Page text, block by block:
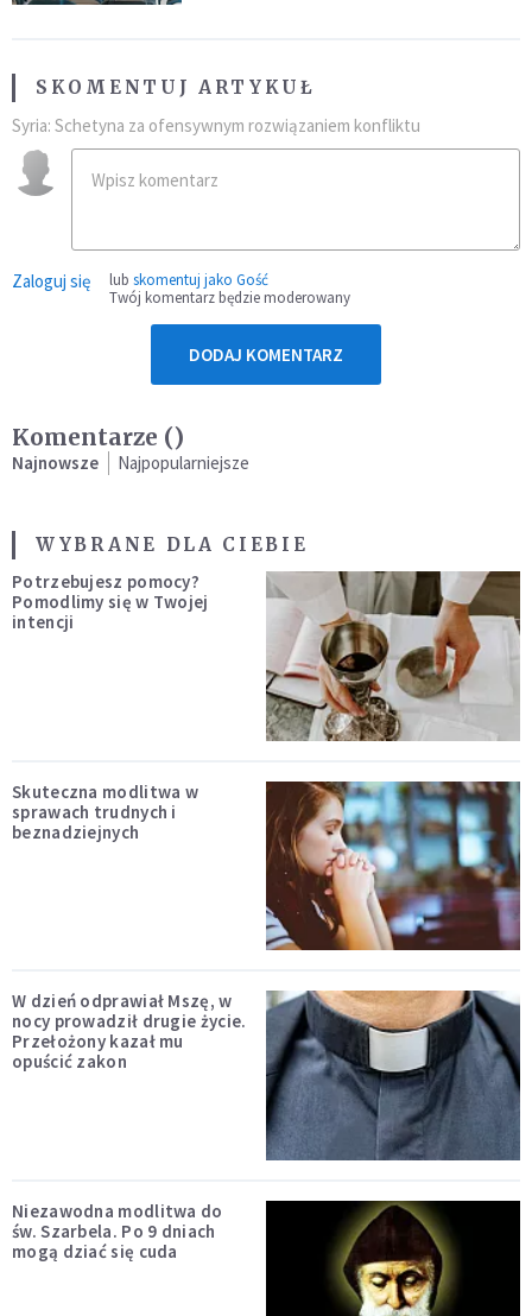
SKOMENTUJ ARTYKUŁ
Syria: Schetyna za ofensywnym rozwiązaniem konfliktu
Zaloguj się lub skomentuj jako Gość
Twój komentarz będzie moderowany
DODAJ KOMENTARZ
Komentarze ()
Najnowsze Najpopularniejsze
WYBRANE DLA CIEBIE
Potrzebujesz pomocy?
Pomodlimy się w Twojej
intencji
Skuteczna modlitwa w
sprawach trudnych i
beznadziejnych
W dzień odprawiał Mszę, w
nocy prowadził drugie życie.
Przełożony kazał mu
opuścić zakon
Niezawodna modlitwa do
św. Szarbela. Po 9 dniach
mogą dziać się cuda